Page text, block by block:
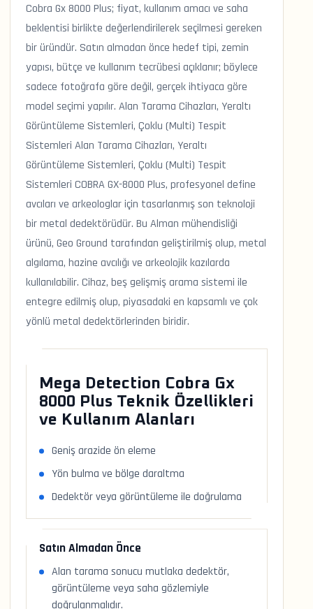
Cobra Gx 8000 Plus; fiyat, kullanım amacı ve saha
beklentisi birlikte değerlendirilerek seçilmesi gereken
bir üründür. Satın almadan önce hedef tipi, zemin
yapısı, bütçe ve kullanım tecrübesi açıklanır; böylece
sadece fotoğrafa göre değil, gerçek ihtiyaca göre
model seçimi yapılır. Alan Tarama Cihazları, Yeraltı
Görüntüleme Sistemleri, Çoklu (Multi) Tespit
Sistemleri Alan Tarama Cihazları, Yeraltı
Görüntüleme Sistemleri, Çoklu (Multi) Tespit
Sistemleri COBRA GX-8000 Plus, profesyonel define
avcıları ve arkeologlar için tasarlanmış son teknoloji
bir metal dedektörüdür. Bu Alman mühendisliği
ürünü, Geo Ground tarafından geliştirilmiş olup, metal
algılama, hazine avcılığı ve arkeolojik kazılarda
kullanılabilir. Cihaz, beş gelişmiş arama sistemi ile
entegre edilmiş olup, piyasadaki en kapsamlı ve çok
yönlü metal dedektörlerinden biridir.
Mega Detection Cobra Gx
8000 Plus Teknik Özellikleri
ve Kullanım Alanları
Geniş arazide ön eleme
Yön bulma ve bölge daraltma
Dedektör veya görüntüleme ile doğrulama
Satın Almadan Önce
Alan tarama sonucu mutlaka dedektör,
görüntüleme veya saha gözlemiyle
doğrulanmalıdır.